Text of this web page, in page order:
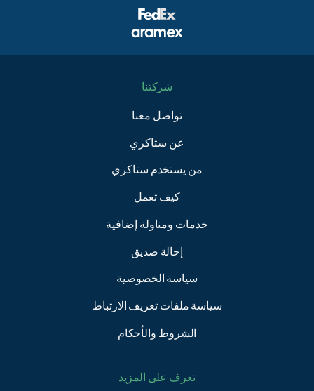
شركتنا
تواصل معنا
عن ستاكري
من يستخدم ستاكري
كيف تعمل
خدمات ومناولة إضافية
إحالة صديق
سياسة الخصوصية
سياسة ملفات تعريف الارتباط
الشروط والأحكام
تعرف على المزيد